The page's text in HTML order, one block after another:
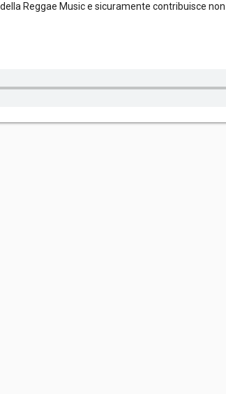
Reggae Music e sicuramente contribuisce